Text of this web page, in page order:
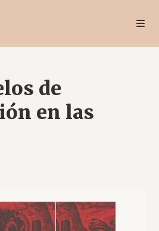
de
en las